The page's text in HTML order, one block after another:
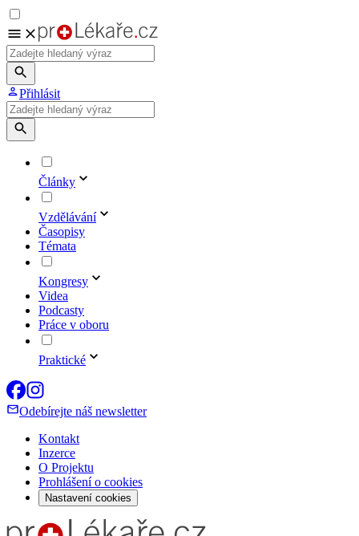
Přihlásit
Články
Vzdělávání
Časopisy
Témata
Kongresy
Videa
Podcasty
Práce v oboru
Praktické
Odebírejte náš newsletter
Kontakt
Inzerce
O Projektu
Prohlášení o cookies
Nastavení cookies